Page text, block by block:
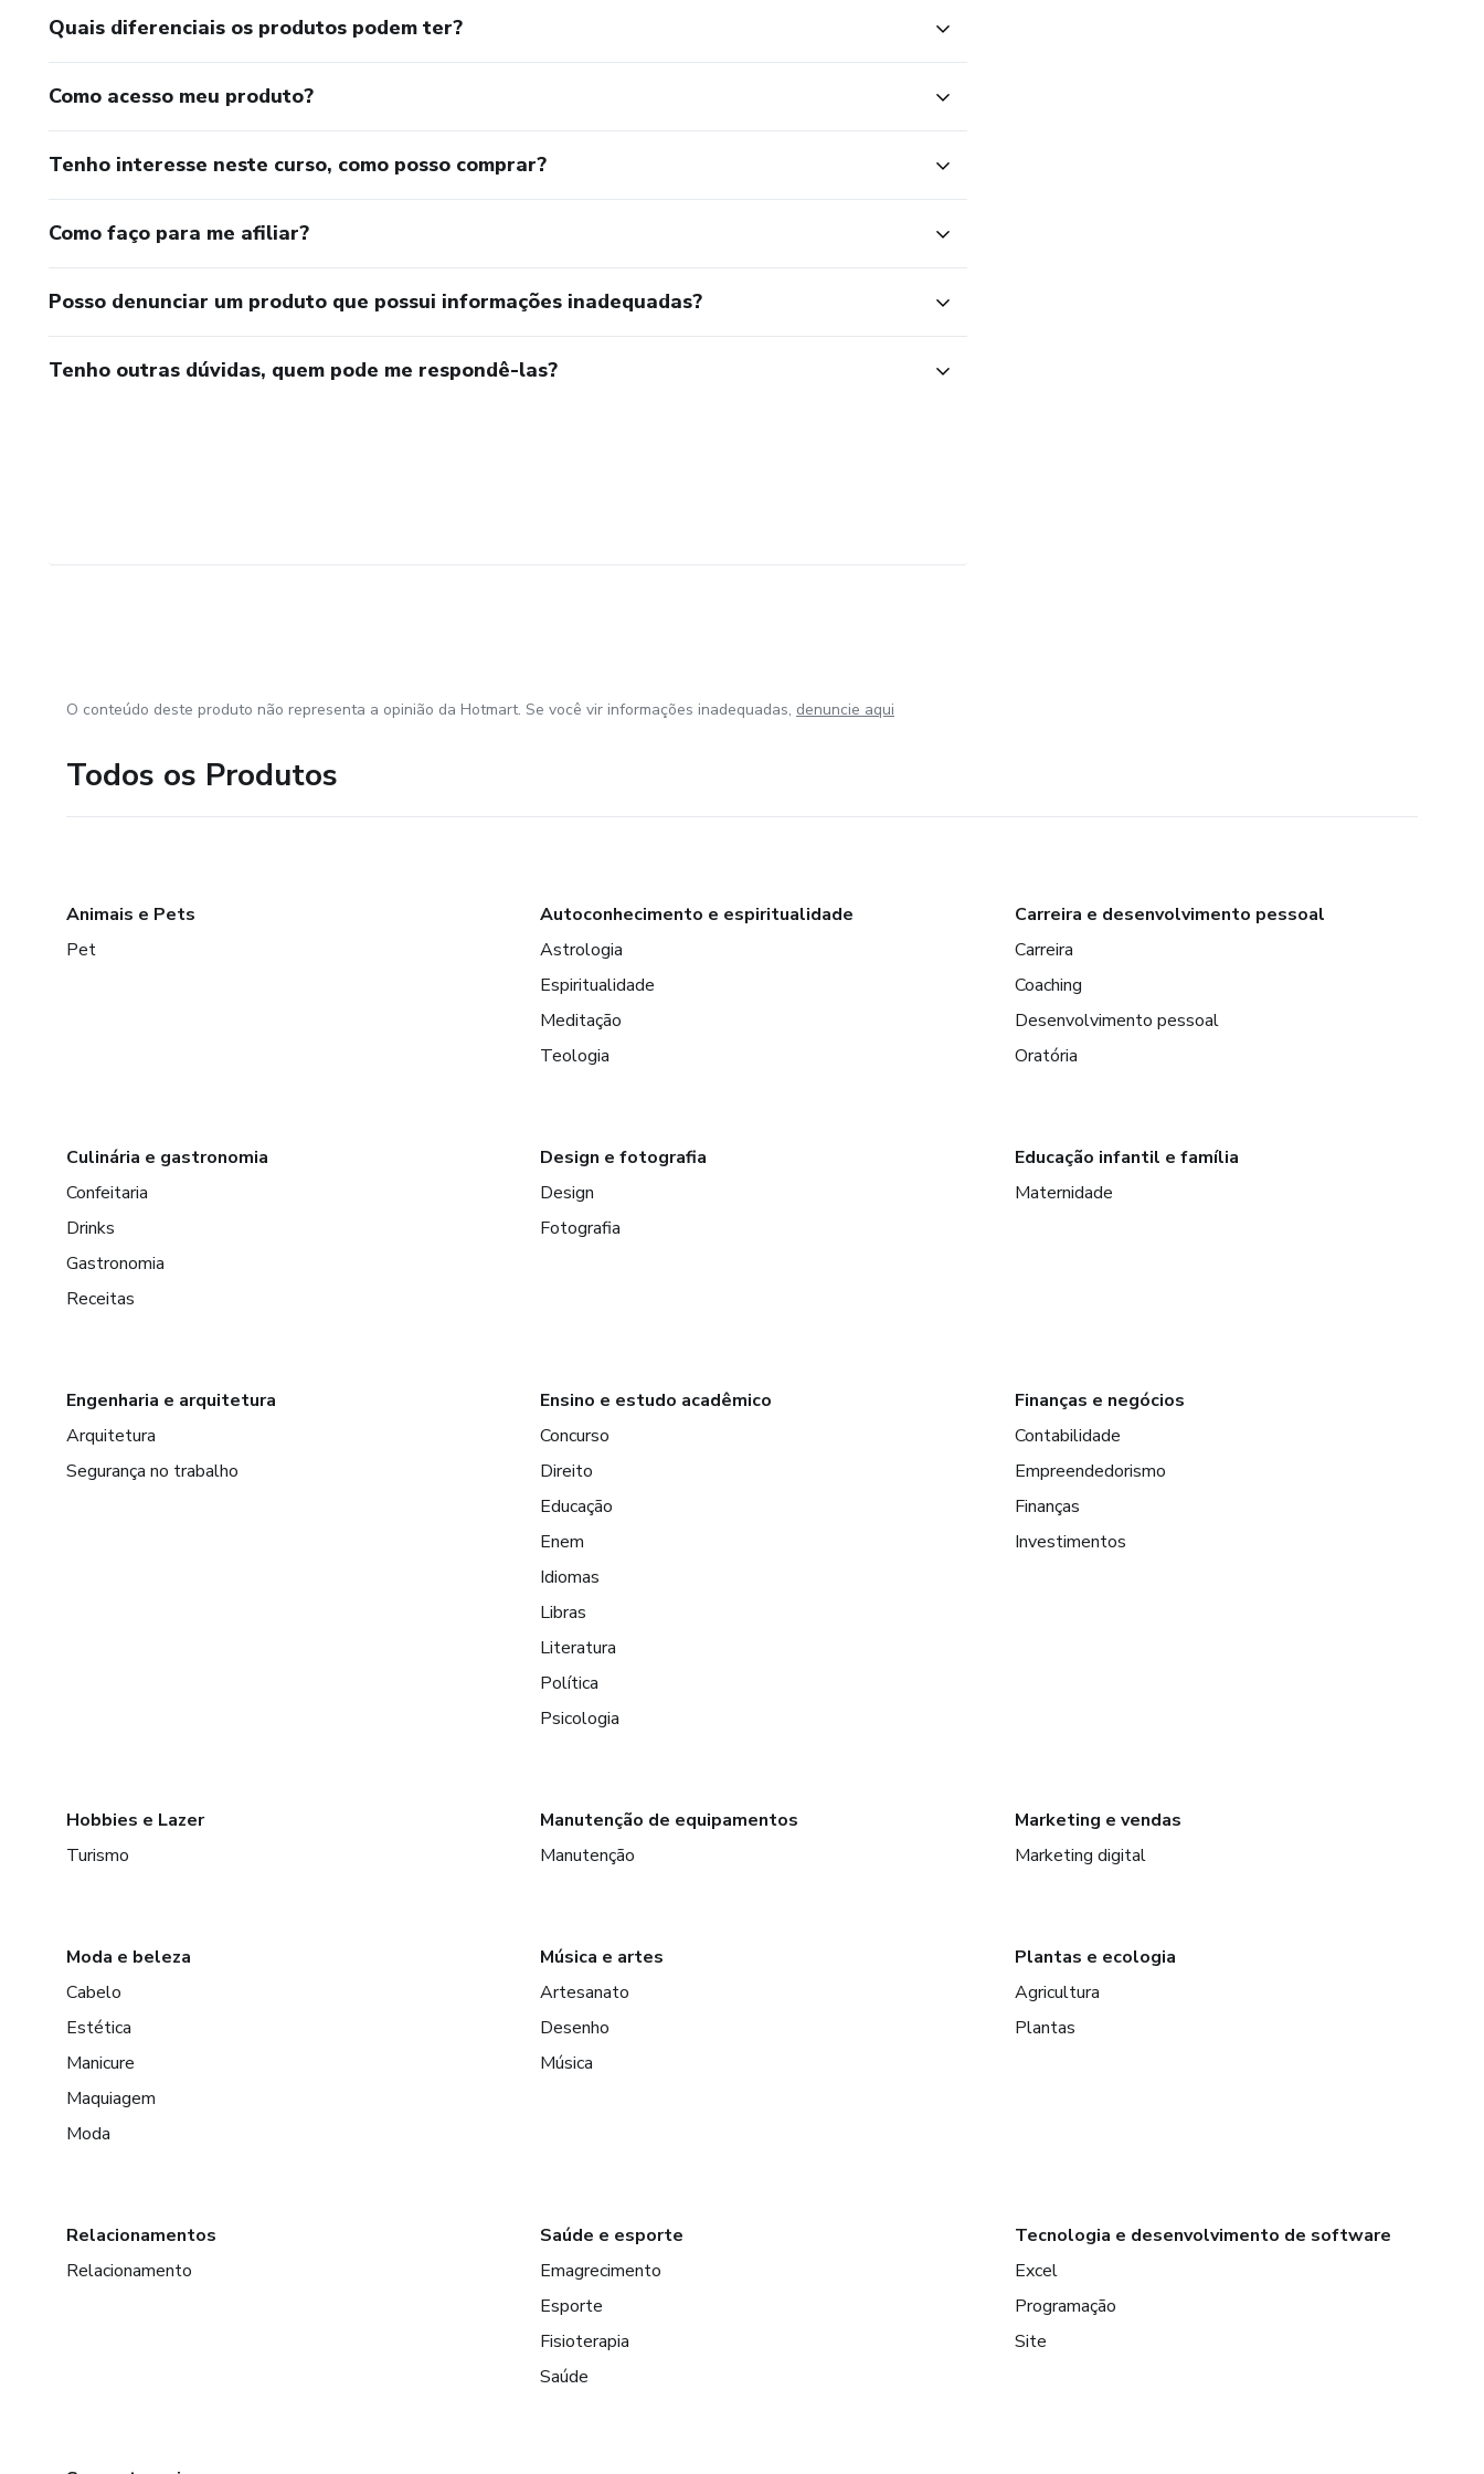
5. Comportamentos Desafiadores
Técnicas de reforço positivo e manejo comportamental.
Métodos para prevenir crises.
Métodos de ensino para crianças com autismo.
Como ajudar na construção da autoestima e confiança.
Direitos da pessoa autista no Brasil (Lei 12.764/2012).
Quais diferenciais os produtos podem ter?
Como acesso meu produto?
Tenho interesse neste curso, como posso comprar?
Como faço para me afiliar?
Posso denunciar um produto que possui informações inadequadas?
Tenho outras dúvidas, quem pode me respondê-las?
O conteúdo deste produto não representa a opinião da Hotmart. Se você vir informações inadequadas, denuncie aqui
Todos os Produtos
Animais e Pets
Pet
Autoconhecimento e espiritualidade
Astrologia
Espiritualidade
Meditação
Teologia
Carreira e desenvolvimento pessoal
Carreira
Coaching
Desenvolvimento pessoal
Oratória
Culinária e gastronomia
Confeitaria
Drinks
Gastronomia
Receitas
Design e fotografia
Design
Fotografia
Educação infantil e família
Maternidade
Engenharia e arquitetura
Arquitetura
Segurança no trabalho
Ensino e estudo acadêmico
Concurso
Direito
Educação
Enem
Idiomas
Libras
Literatura
Política
Psicologia
Finanças e negócios
Contabilidade
Empreendedorismo
Finanças
Investimentos
Hobbies e Lazer
Turismo
Manutenção de equipamentos
Manutenção
Marketing e vendas
Marketing digital
Moda e beleza
Cabelo
Estética
Manicure
Maquiagem
Moda
Música e artes
Artesanato
Desenho
Música
Plantas e ecologia
Agricultura
Plantas
Relacionamentos
Relacionamento
Saúde e esporte
Emagrecimento
Esporte
Fisioterapia
Saúde
Tecnologia e desenvolvimento de software
Excel
Programação
Site